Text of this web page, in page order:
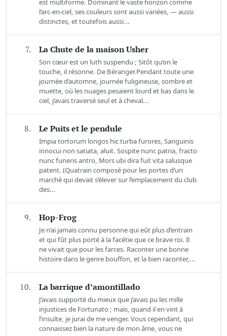
est multiforme. Dominant le vaste horizon comme
l’arc-en-ciel, ses couleurs sont aussi variées, — aussi
distinctes, et toutefois aussi...
7. La Chute de la maison Usher
Son cœur est un luth suspendu ; Sitôt qu’on le
touche, il résonne. De Béranger.Pendant toute une
journée d’automne, journée fuligineuse, sombre et
muette, où les nuages pesaient lourd et bas dans le
ciel, j’avais traversé seul et à cheval...
8. Le Puits et le pendule
Impia tortorum longos hic turba furores, Sanguinis
innocui non satiata, aluit. Sospite nunc patria, fracto
nunc funeris antro, Mors ubi dira fuit vita salusque
patent. (Quatrain composé pour les portes d’un
marché qui devait s’élever sur l’emplacement du club
des...
9. Hop-Frog
Je n’ai jamais connu personne qui eût plus d’entrain
et qui fût plus porté à la facétie que ce brave roi. Il
ne vivait que pour les farces. Raconter une bonne
histoire dans le genre bouffon, et la bien raconter,...
10. La barrique d’amontillado
J’avais supporté du mieux que j’avais pu les mille
injustices de Fortunato ; mais, quand il en vint à
l’insulte, je jurai de me venger. Vous cependant, qui
connaissez bien la nature de mon âme, vous ne